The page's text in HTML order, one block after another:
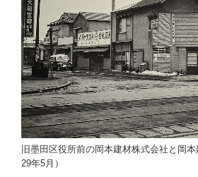
旧墨田区役所前の岡本建材株式会社と岡
29年5月）